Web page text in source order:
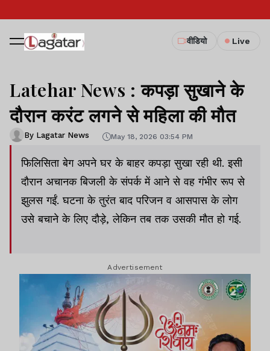
वीडियो Live
Latehar News : कपड़ा सुखाने के
दौरान करंट लगने से महिला की मौत
By Lagatar News May 18, 2026 03:54 PM
फिलिसिता बेग अपने घर के बाहर कपड़ा सुखा रही थी. इसी
दौरान अचानक बिजली के संपर्क में आने से वह गंभीर रूप से
झुलस गईं. घटना के तुरंत बाद परिजन व आसपास के लोग
उसे बचाने के लिए दौड़े, लेकिन तब तक उसकी मौत हो गई.
Advertisement